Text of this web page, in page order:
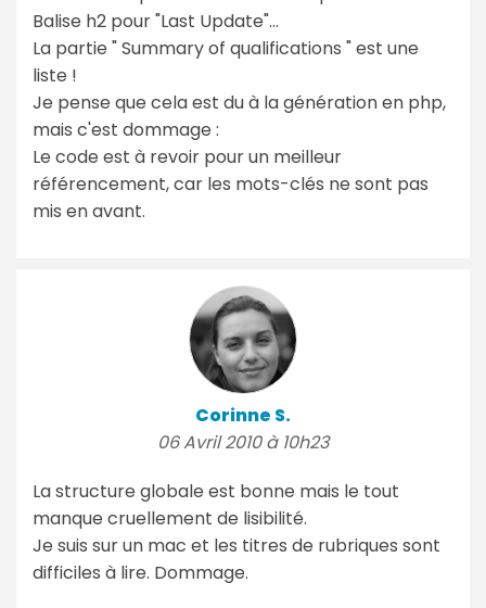
Balise h2 pour "Last Update"...
La partie " Summary of qualifications " est une
liste !
Je pense que cela est du à la génération en php,
mais c'est dommage :
Le code est à revoir pour un meilleur
référencement, car les mots-clés ne sont pas
mis en avant.
Corinne S.
06 Avril 2010 à 10h23
La structure globale est bonne mais le tout
manque cruellement de lisibilité.
Je suis sur un mac et les titres de rubriques sont
difficiles à lire. Dommage.